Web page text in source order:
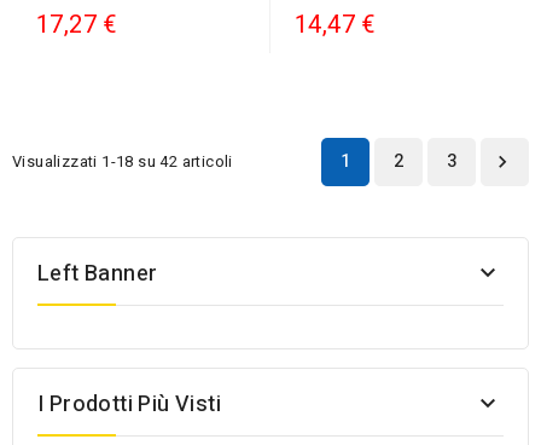
17,27 € 14,47 €
Visualizzati 1-18 su 42 articoli 1 2 3 
Left Banner 
I Prodotti Più Visti 